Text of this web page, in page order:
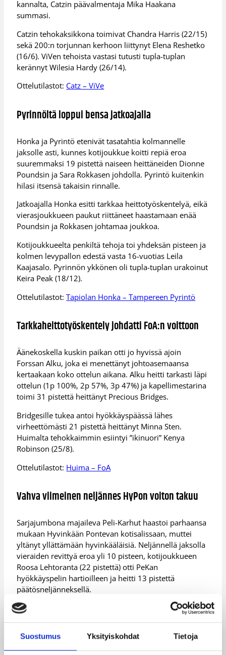
Suostumus Yksityiskohdat Tietoja
kannalta, Catzin päävalmentaja Mika Haakana
summasi.
Catzin tehokaksikkona toimivat Chandra Harris (22/15)
sekä 200:n torjunnan kerhoon liittynyt Elena Reshetko
(16/6). ViVen tehoista vastasi tutusti tupla-tuplan
kerännyt Wilesia Hardy (26/14).
Ottelutilastot: Catz – ViVe
Pyrinnöltä loppui bensa jatkoajalla
Honka ja Pyrintö etenivät tasatahtia kolmannelle
jaksolle asti, kunnes kotijoukkue koitti repiä eroa
suuremmaksi 19 pistettä naiseen heittäneiden Dionne
Poundsin ja Sara Rokkasen johdolla. Pyrintö kuitenkin
hilasi itsensä takaisin rinnalle.
Jatkoajalla Honka esitti tarkkaa heittotyöskentelyä, eikä
vierasjoukkueen paukut riittäneet haastamaan enää
Poundsin ja Rokkasen johtamaa joukkoa.
Kotijoukkueelta penkiltä tehoja toi yhdeksän pisteen ja
kolmen levypallon edestä vasta 16-vuotias Leila
Kaajasalo. Pyrinnön ykkönen oli tupla-tuplan urakoinut
Keira Peak (18/12).
Ottelutilastot:Tapiolan Honka – Tampereen Pyrintö
Tarkkaheittotyöskentely johdatti FoA:n voittoon
Äänekoskella kuskin paikan otti jo hyvissä ajoin
Forssan Alku, joka ei menettänyt johtoasemaansa
kertaakaan koko ottelun aikana. Alku heitti tarkasti läpi
ottelun (1p 100%, 2p 57%, 3p 47%) ja kapellimestarina
toimi 31 pistettä heittänyt Precious Bridges.
Bridgesille tukea antoi hyökkäyspäässä lähes
virheettömästi 21 pistettä heittänyt Minna Sten.
Huimalta tehokkaimmin esiintyi ”ikinuori” Kenya
Robinson (25/8).
Ottelutilastot: Huima – FoA
Vahva viimeinen neljännes HyPon voiton takuu
Sarjajumbona majaileva Peli-Karhut haastoi parhaansa
mukaan Hyvinkään Pontevan kotisalissaan, muttei
yltänyt yllättämään hyvinkääläisiä. Neljännellä jaksolla
vieraiden revittyä eroa yli 10 pisteen, kotijoukkueen
Roosa Lehtoranta (22 pistettä) otti PeKan
hyökkäyspelin hartioilleen ja heitti 13 pistettä
päätösneljänneksellä.
Anni Mäkitalon (23/7) ja uransa 200. Korisliiga-
selkärangan sen tultua kolmen pisteen päähän.